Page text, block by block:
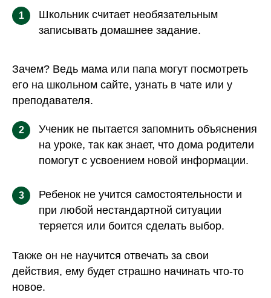
1
Школьник считает необязательным
записывать домашнее задание.
Зачем? Ведь мама или папа могут посмотреть
его на школьном сайте, узнать в чате или у
преподавателя.
2
Ученик не пытается запомнить объяснения
на уроке, так как знает, что дома родители
помогут с усвоением новой информации.
3
Ребенок не учится самостоятельности и
при любой нестандартной ситуации
теряется или боится сделать выбор.
Также он не научится отвечать за свои
действия, ему будет страшно начинать что-то
новое.